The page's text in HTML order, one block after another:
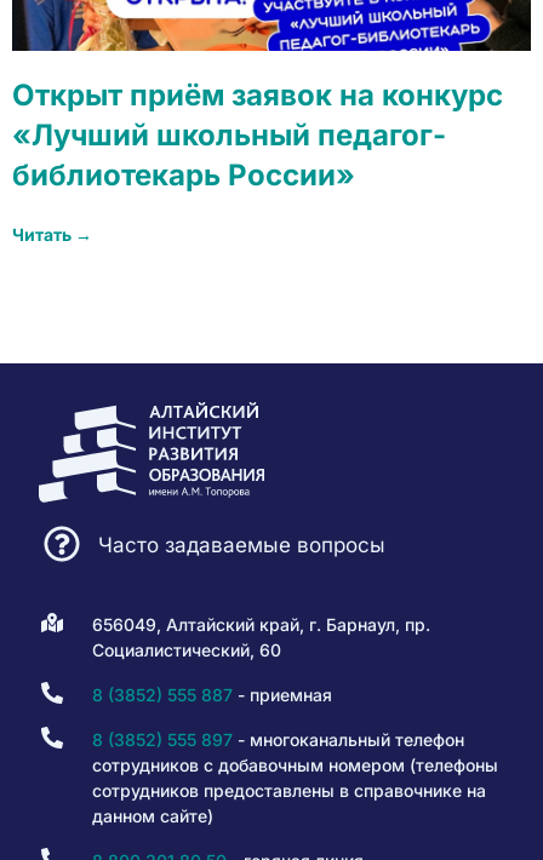
Открыт приём заявок на конкурс
«Лучший школьный педагог-
библиотекарь России»
Читать →
Часто задаваемые вопросы
656049, Алтайский край, г. Барнаул, пр.
Социалистический, 60
8 (3852) 555 887- приемная
8 (3852) 555 897- многоканальный телефон
сотрудников с добавочным номером (телефоны
сотрудников предоставлены в справочнике на
данном сайте)